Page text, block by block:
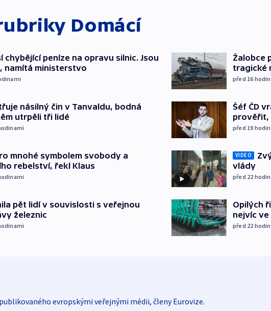
Domácí
chybějící peníze na opravu silnic. Jsou
namítá ministerstvo
násilný čin v Tanvaldu, bodná
utrpěli tři lidé
mnohé symbolem svobody a
rebelství, řekl Klaus
pět lidí v souvislosti s veřejnou
železnic
Žalobce
tragické
před 16
Šéf ČD
prověřit,
před 19
VIDEO
vlády
před 22
Opilých
nejvíc ve
před 22
evropskými veřejnými médii, členy Eurovize.